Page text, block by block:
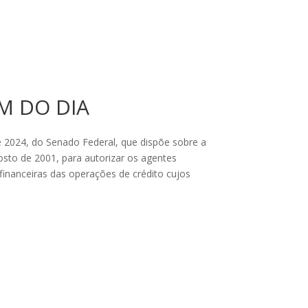
DO DIA
do Senado Federal, que dispõe sobre a
de 2001, para autorizar os agentes
das operações de crédito cujos